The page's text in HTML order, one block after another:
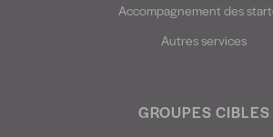
Accompagnement des
Autres services
GROUPES CIBLES